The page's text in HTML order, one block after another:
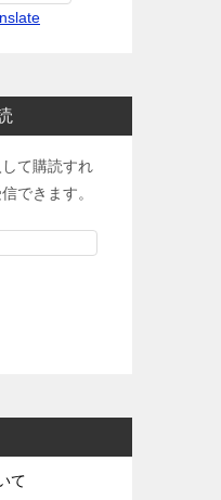
て購読すれ
できます。
て